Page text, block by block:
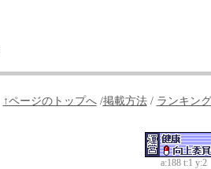
↑ページのトップへ/掲載方法/ ランキン
a:188 t:1 y:2